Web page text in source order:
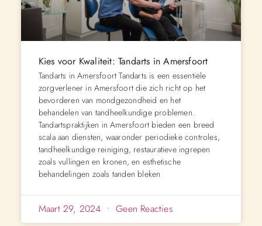
Kies voor Kwaliteit: Tandarts in Amersfoort
Tandarts in Amersfoort Tandarts is een essentiële
zorgverlener in Amersfoort die zich richt op het
bevorderen van mondgezondheid en het
behandelen van tandheelkundige problemen.
Tandartspraktijken in Amersfoort bieden een breed
scala aan diensten, waaronder periodieke controles,
tandheelkundige reiniging, restauratieve ingrepen
zoals vullingen en kronen, en esthetische
behandelingen zoals tanden bleken
Maart 29, 2024 Geen Reacties